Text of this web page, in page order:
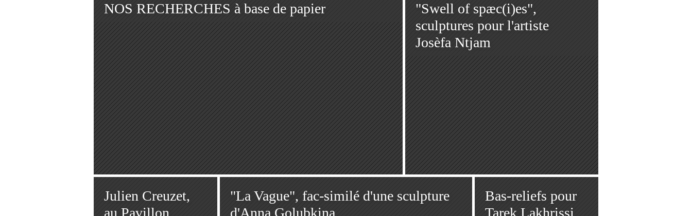
NOS RECHERCHES à base de papier
"Swell of spæc(i)es",
sculptures pour l'artiste
Josèfa Ntjam
Julien Creuzet,
au Pavillon
"La Vague", fac-similé d'une sculpture
d'Anna Golubkina
Bas-reliefs pour
Tarek Lakhrissi